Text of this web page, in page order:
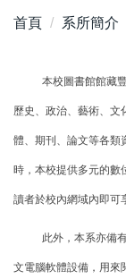
首頁 系所簡介
本校圖書館館藏
歷史、政治、藝術、文
體、期刊、論文等各類
時，本校提供多元的數
讀者於校內網域內即可
此外，本系亦備
文電腦軟體設備，用來